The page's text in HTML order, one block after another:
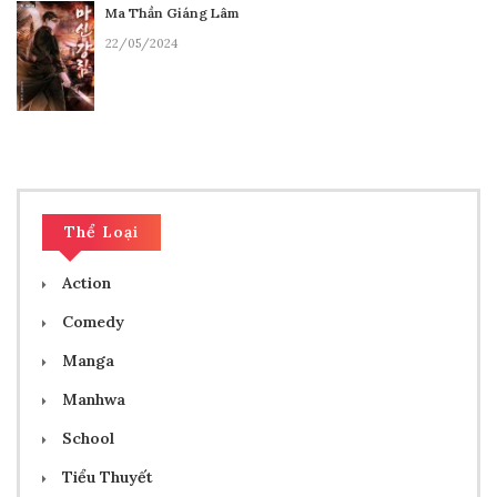
30/07/2026
Hồi 125.3 - Lục Ma
29/07/2026
29/07/2026
28/07/2026
Ma Thần Giáng Lâm
22/05/2024
Thể Loại
Action
Comedy
Manga
Manhwa
School
Tiểu Thuyết